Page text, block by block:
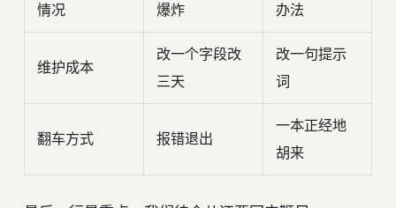
情况
爆炸
办法
维护成本
改一个字段改
三天
改一句提示
词
翻车方式 报错退出
一本正经地
胡来